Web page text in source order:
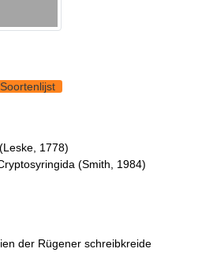
Soortenlijst
(Leske, 1778)
(Smith, 1984)
der Rügener schreibkreide